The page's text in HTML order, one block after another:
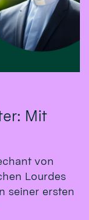
Mit
von
Lourdes
seiner ersten